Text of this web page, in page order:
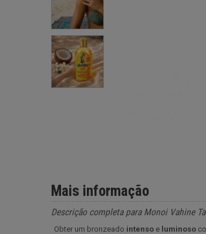
Mais informação
Descrição completa para Monoi Vahine
Obter um bronzeado intenso e luminoso